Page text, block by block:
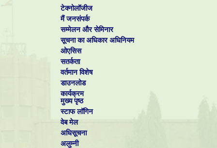
टेक्नोलॉजीज
मैं जनसंपर्क
सम्मेलन और सेमिनार
सूचना का अधिकार अधिनियम
ओएसिस
सतर्कता
वर्तमान विशेष
डाउनलोड
कार्यक्रम
मुख्य पृष्ठ
स्टाफ लॉगिन
वेब मेल
अधिसूचना
अलुम्नी